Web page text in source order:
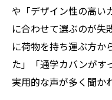
や「デザイン性の高い
に合わせて選ぶのが失
に荷物を持ち運ぶ方か
た」「通学カバンがす
実用的な声が多く聞か